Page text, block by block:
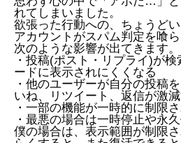
れてしまいました。
欲張った行動への、ちょうどい
アカウントがスパム判定を喰
次のような影響が出てきます。
・投稿(ポスト・リプライ)が
ードに表示されにくくなる
・他のユーザーが自分の投稿
いね、リツイート、返信が激
・一部の機能が一時的に制限
・最悪の場合は一時停止や永
僕の場合は、表示範囲が制限